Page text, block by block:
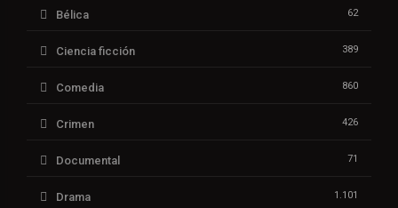
Bélica 62
Ciencia ficción 389
Comedia 860
Crimen 426
Documental 71
Drama 1.101